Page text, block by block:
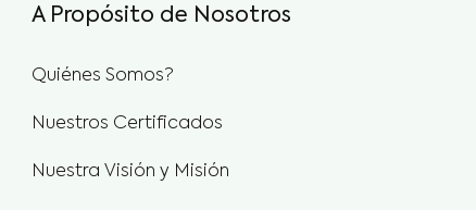
A Propósito de Nosotros
Quiénes Somos?
Nuestros Certificados
Nuestra Visión y Misión